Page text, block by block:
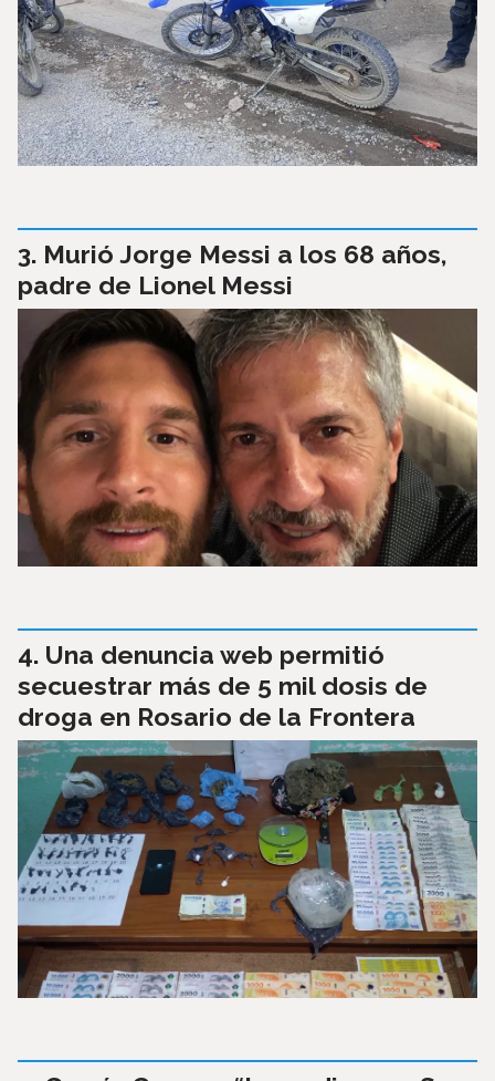
Murió Jorge Messi a los 68 años,
padre de Lionel Messi
Una denuncia web permitió
secuestrar más de 5 mil dosis de
droga en Rosario de la Frontera